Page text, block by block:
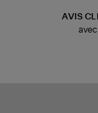
AVIS
avec